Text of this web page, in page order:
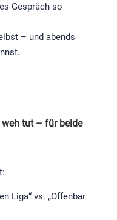
Gespräch so
– und abends
weh tut – für beide
Liga“ vs. „Offenbar